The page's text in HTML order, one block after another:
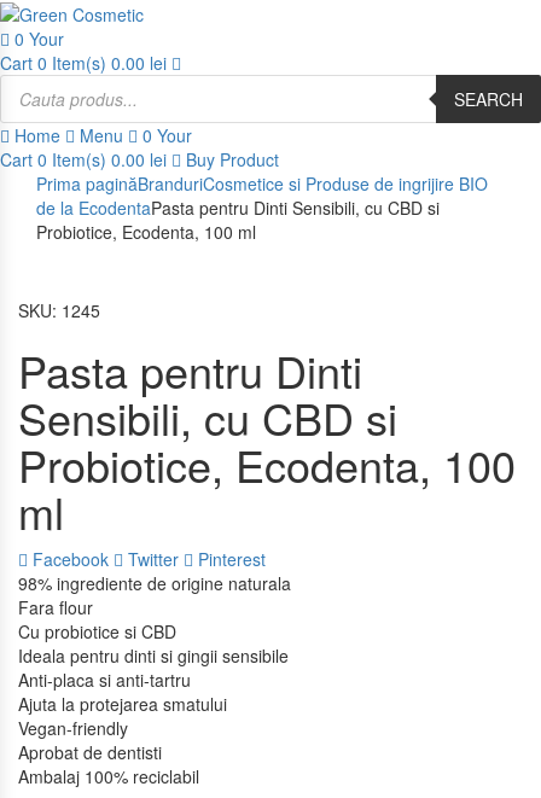
0 Your
Cart 0 Item(s) 0.00 lei
Products
search
SEARCH
Home
Menu 0 Your
Cart 0 Item(s) 0.00 lei
Buy Product
Prima paginăBranduriCosmetice si Produse de ingrijire BIO
de la EcodentaPasta pentru Dinti Sensibili, cu CBD si
Probiotice, Ecodenta, 100 ml
SKU: 1245
Pasta pentru Dinti
Sensibili, cu CBD si
Probiotice, Ecodenta, 100
ml
Facebook Twitter
Pinterest
98% ingrediente de origine naturala
Fara flour
Cu probiotice si CBD
Ideala pentru dinti si gingii sensibile
Anti-placa si anti-tartru
Ajuta la protejarea smatului
Vegan-friendly
Aprobat de dentisti
Ambalaj 100% reciclabil